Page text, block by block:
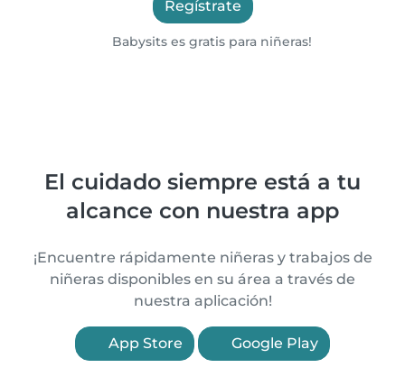
Regístrate
Babysits es gratis para niñeras!
El cuidado siempre está a tu
alcance con nuestra app
¡Encuentre rápidamente niñeras y trabajos de
niñeras disponibles en su área a través de
nuestra aplicación!
App Store Google Play